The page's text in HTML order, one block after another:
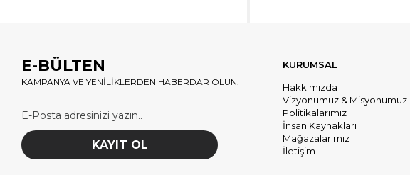
E-BÜLTEN
KAMPANYA VE YENİLİKLERDEN HABERDAR OLUN.
KAYIT OL
KURUMSAL
Hakkımızda
Vizyonumuz & Misyonumuz
Politikalarımız
İnsan Kaynakları
Mağazalarımız
İletişim